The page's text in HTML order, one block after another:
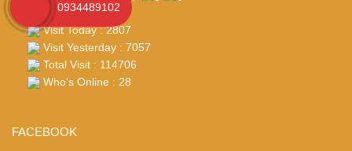
Visit Today : 2807
Visit Yesterday : 7057
Total Visit : 114706
Who's Online : 28
FACEBOOK
0934489102